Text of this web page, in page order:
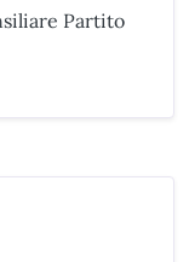
Partito